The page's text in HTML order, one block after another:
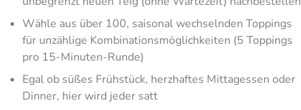
Wähle aus über 100, saisonal wechselnden Toppings
für unzählige Kombinationsmöglichkeiten (5 Toppings
pro 15-Minuten-Runde)
Egal ob süßes Frühstück, herzhaftes Mittagessen oder
Dinner, hier wird jeder satt